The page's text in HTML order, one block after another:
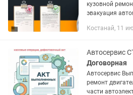
кузовной
эвакуация
фискального
Костанай, 11
Автосервис
Договорная
Автосервис
ремонт
части